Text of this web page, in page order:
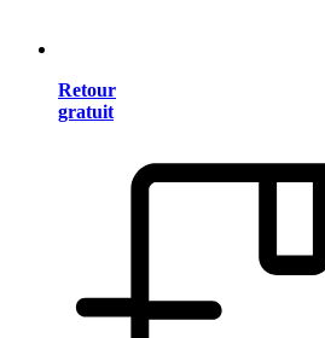
Retour
gratuit